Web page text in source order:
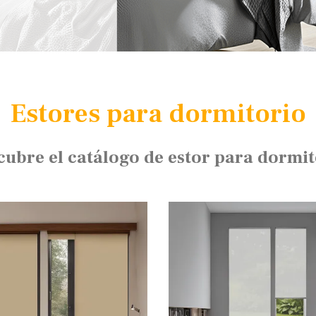
Estores para dormitorio
el catálogo de estor para